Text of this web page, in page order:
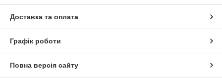
Доставка та оплата
Графік роботи
Повна версія сайту